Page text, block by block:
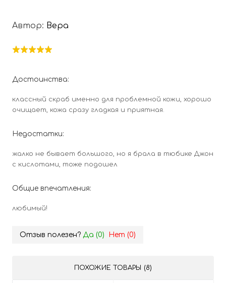
Автор: Вера
Достоинства:
классный скраб именно для проблемной кожи, хорошо
очищает, кожа сразу гладкая и приятная.
Недостатки:
жалко не бывает большого, но я брала в тюбике Джон
с кислотами, тоже подошел
Общие впечатления:
любимый!
Отзыв полезен? Да (0) Нет (0)
ПОХОЖИЕ ТОВАРЫ (8)